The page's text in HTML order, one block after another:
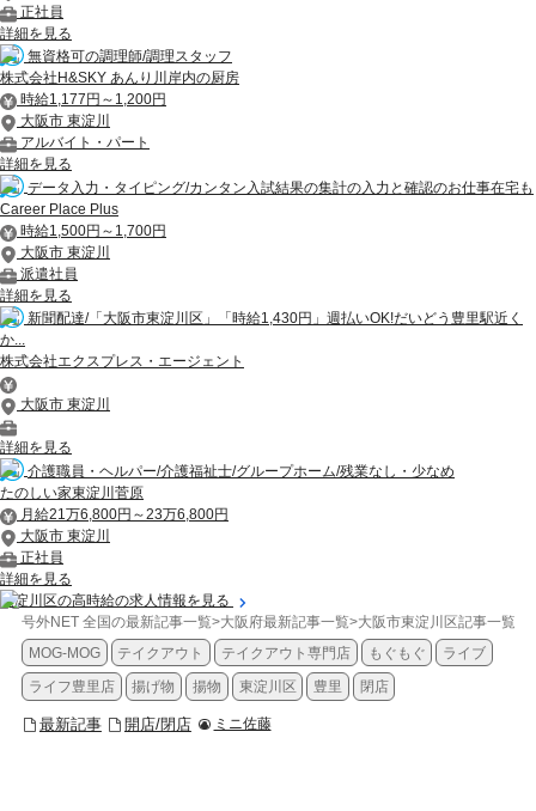
正社員
詳細を見る
無資格可の調理師/調理スタッフ
株式会社H&SKY あんり川岸内の厨房
時給1,177円～1,200円
大阪市 東淀川
アルバイト・パート
詳細を見る
データ入力・タイピング/カンタン入試結果の集計の入力と確認のお仕事在宅も
Career Place Plus
時給1,500円～1,700円
大阪市 東淀川
派遣社員
詳細を見る
新聞配達/「大阪市東淀川区」「時給1,430円」週払いOK!だいどう豊里駅近く
か...
株式会社エクスプレス・エージェント
大阪市 東淀川
詳細を見る
介護職員・ヘルパー/介護福祉士/グループホーム/残業なし・少なめ
たのしい家東淀川菅原
月給21万6,800円～23万6,800円
大阪市 東淀川
正社員
詳細を見る
東淀川区の高時給の求人情報を見る
号外NET 全国の最新記事一覧>大阪府最新記事一覧>大阪市東淀川区記事一覧
MOG-MOG
テイクアウト テイクアウト専門店 もぐもぐ ライブ
ライフ豊里店 揚げ物 揚物 東淀川区 豊里 閉店
最新記事 開店/閉店 ミニ佐藤